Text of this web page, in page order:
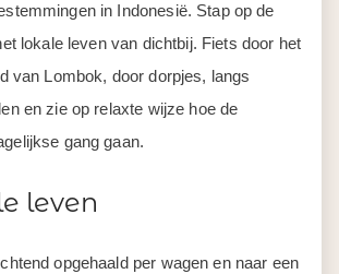
in Indonesië. Stap op de
lokale leven van dichtbij. Fiets door het
van Lombok, door dorpjes, langs
en zie op relaxte wijze hoe de
gang gaan.
leven
opgehaald per wagen en naar een